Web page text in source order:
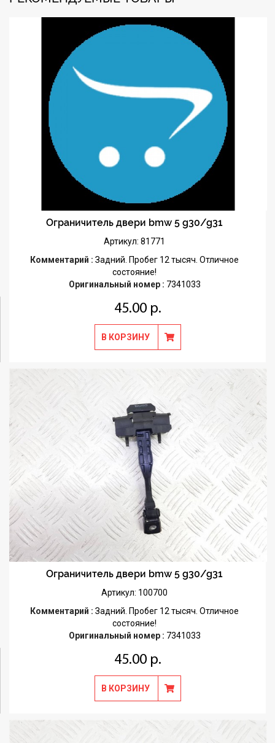
Ограничитель двери bmw 5 g30/g31
Артикул: 81771
Комментарий : Задний. Пробег 12 тысяч. Отличное
состояние!
Оригинальный номер : 7341033
45.00 р.
В КОРЗИНУ
Ограничитель двери bmw 5 g30/g31
Артикул: 100700
Комментарий : Задний. Пробег 12 тысяч. Отличное
состояние!
Оригинальный номер : 7341033
45.00 р.
В КОРЗИНУ